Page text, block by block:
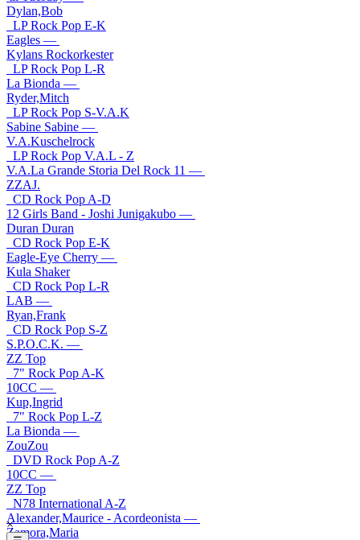
Dylan,Bob
LP Rock Pop E-K
Eagles —
Kylans Rockorkester
LP Rock Pop L-R
La Bionda —
Ryder,Mitch
LP Rock Pop S-V.A.K
Sabine Sabine —
V.A.Kuschelrock
LP Rock Pop V.A.L - Z
V.A.La Grande Storia Del Rock 11 —
ZZAJ.
CD Rock Pop A-D
12 Girls Band - Joshi Junigakubo —
Duran Duran
CD Rock Pop E-K
Eagle-Eye Cherry —
Kula Shaker
CD Rock Pop L-R
LAB —
Ryan,Frank
CD Rock Pop S-Z
S.P.O.C.K. —
ZZ Top
7" Rock Pop A-K
10CC —
Kup,Ingrid
7" Rock Pop L-Z
La Bionda —
ZouZou
DVD Rock Pop A-Z
10CC —
ZZ Top
N78 International A-Z
Alexander,Maurice - Acordeonista —
Zamora,Maria
×